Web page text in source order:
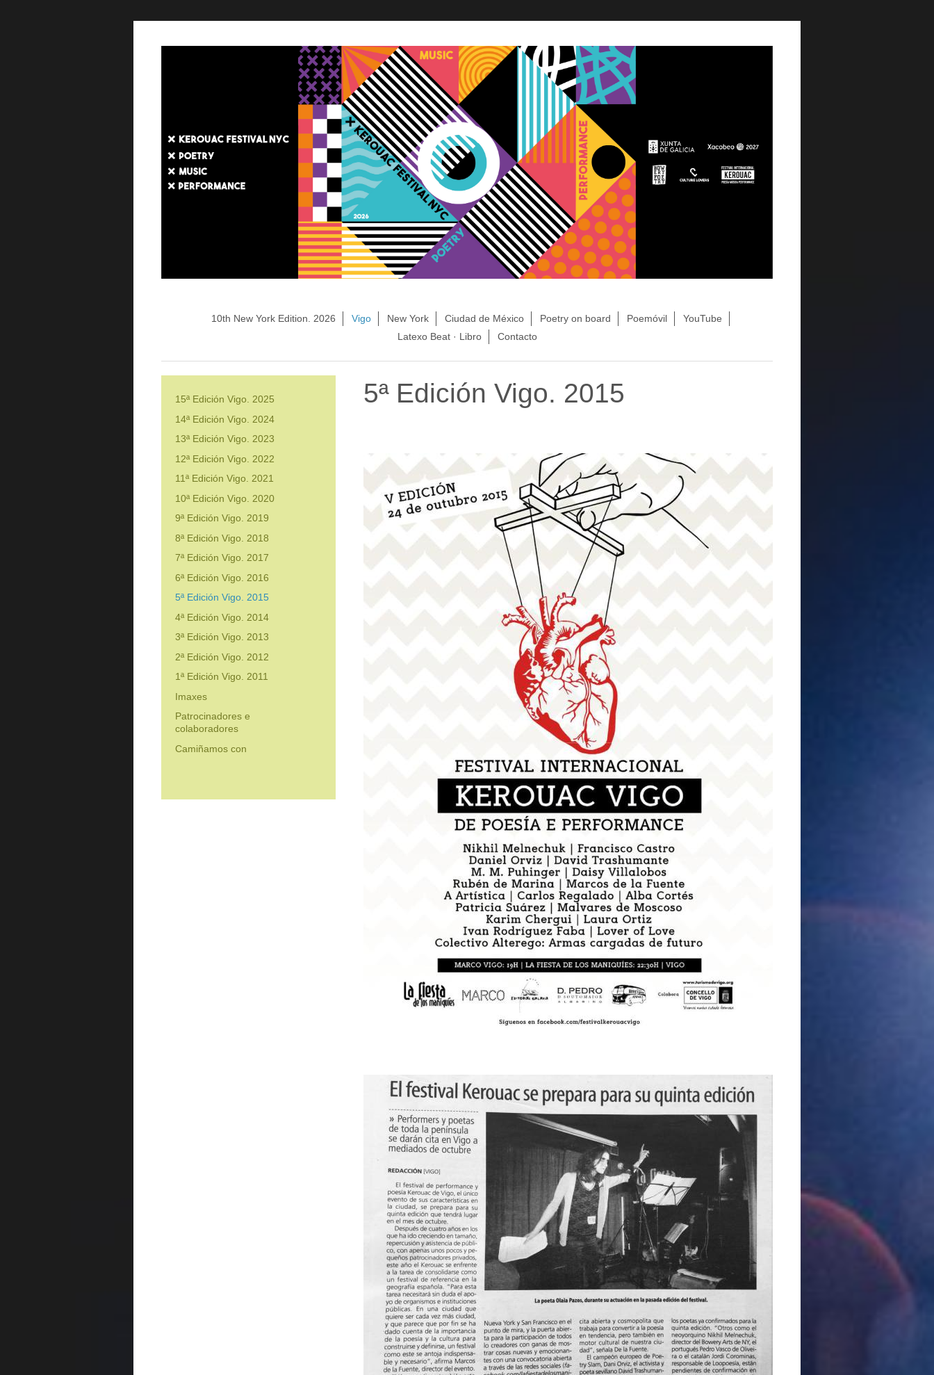
10th New York Edition. 2026 Vigo New York Ciudad de México Poetry on board Poemóvil
YouTube
Latexo Beat · Libro
Contacto
5ª Edición Vigo. 2015
15ª Edición Vigo. 2025
14ª Edición Vigo. 2024
13ª Edición Vigo. 2023
12ª Edición Vigo. 2022
11ª Edición Vigo. 2021
10ª Edición Vigo. 2020
9ª Edición Vigo. 2019
8ª Edición Vigo. 2018
7ª Edición Vigo. 2017
6ª Edición Vigo. 2016
5ª Edición Vigo. 2015
4ª Edición Vigo. 2014
3ª Edición Vigo. 2013
2ª Edición Vigo. 2012
1ª Edición Vigo. 2011
Imaxes
Patrocinadores e
colaboradores
Camiñamos con